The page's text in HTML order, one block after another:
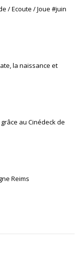
/ Ecoute / Joue #juin
la naissance et
au Cinédeck de
Reims